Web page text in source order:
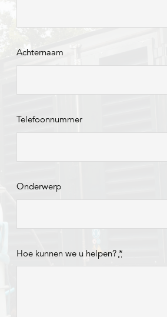
Achternaam
Telefoonnummer
Onderwerp
Hoe kunnen we u helpen? *